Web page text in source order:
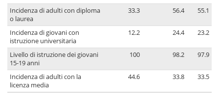
Incidenza di adulti con diploma
o laurea
33.3 56.4 55.1
Incidenza di giovani con
istruzione universitaria
12.2 24.4 23.2
Livello di istruzione dei giovani
15-19 anni
100 98.2 97.9
Incidenza di adulti con la
licenza media
44.6 33.8 33.5